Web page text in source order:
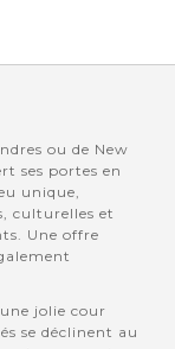
ou de New
ses portes en
unique,
culturelles et
Une offre
jolie cour
se déclinent au